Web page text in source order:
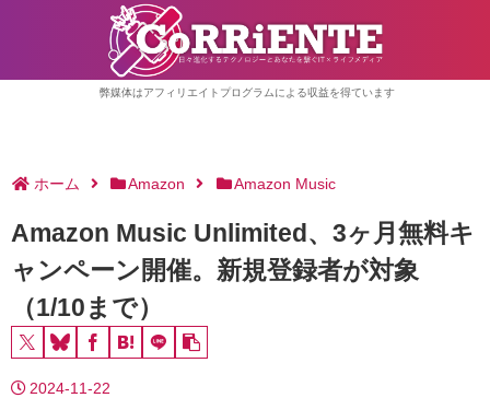
弊媒体はアフィリエイトプログラムによる収益を得ています
ホーム Amazon Amazon Music
Amazon Music Unlimited、3ヶ月無料キ
ャンペーン開催。新規登録者が対象
（1/10まで）
2024-11-22